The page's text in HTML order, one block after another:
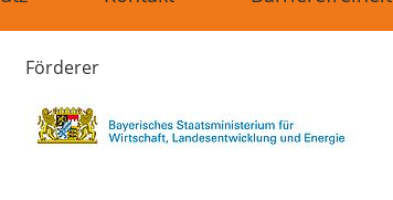
Förderer